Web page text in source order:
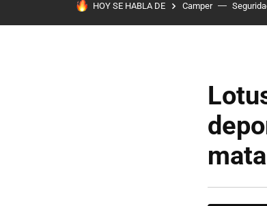
HOY SE HABLA DE Camper